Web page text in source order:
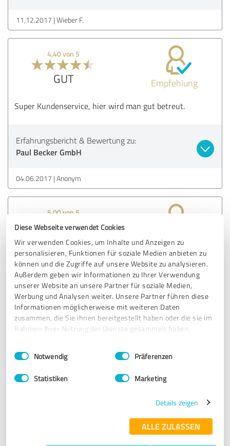
Diese Webseite verwendet Cookies
Wir verwenden Cookies, um Inhalte und Anzeigen zu
personalisieren, Funktionen für soziale Medien anbieten zu
können und die Zugriffe auf unsere Website zu analysieren.
Außerdem geben wir Informationen zu Ihrer Verwendung
unserer Website an unsere Partner für soziale Medien,
Werbung und Analysen weiter. Unsere Partner führen diese
Informationen möglicherweise mit weiteren Daten
zusammen, die Sie ihnen bereitgestellt haben oder die sie im
Rahmen Ihrer Nutzung der Dienste gesammelt haben.
Impressum Datenschutzbestimmungen
Einwilligungsauswahl
Notwendig Präferenzen
Statistiken Marketing
Details zeigen
ALLE ZULASSEN
11.12.2017 Wieber F.
4,40 von 5
GUT Empfehlung
Super Kundenservice, hier wird man gut betreut.
Erfahrungsbericht & Bewertung zu:
Paul Becker GmbH
04.06.2017 Anonym
5,00 von 5
SEHR GUT Empfehlung
Bewertung zu:
Paul Becker GmbH
11.02.2022 Anonym
SEHR GUT Empfehlung